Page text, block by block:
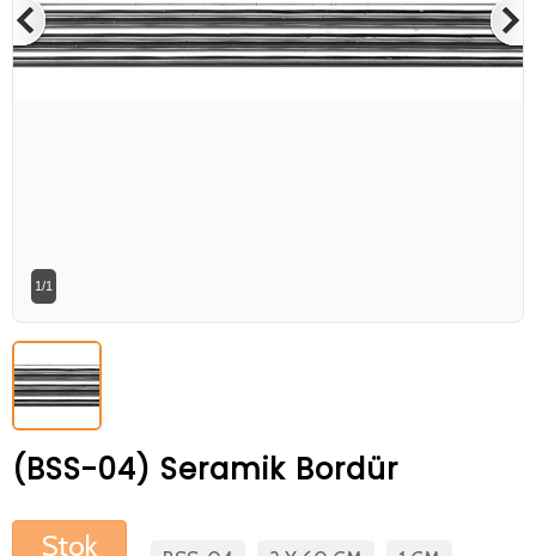
1/1
(BSS-04) Seramik Bordür
Stok
Betaş Cam Mozik olarak tam zamanlı
meslektaşlar arıyoruz. Özgeçmişlerinizi